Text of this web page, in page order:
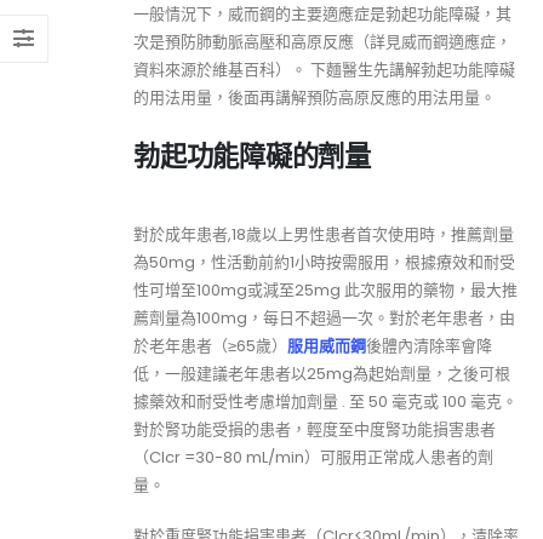
一般情況下，威而鋼的主要適應症是勃起功能障礙，其
次是預防肺動脈高壓和高原反應（詳見威而鋼適應症，
資料來源於維基百科）。 下麵醫生先講解勃起功能障礙
的用法用量，後面再講解預防高原反應的用法用量。
勃起功能障礙的劑量
對於成年患者,18歲以上男性患者首次使用時，推薦劑量
為50mg，性活動前約1小時按需服用，根據療效和耐受
性可增至100mg或減至25mg 此次服用的藥物，最大推
薦劑量為100mg，每日不超過一次。對於老年患者，由
於老年患者（≥65歲） 服用威而鋼後體內清除率會降
低，一般建議老年患者以25mg為起始劑量，之後可根
據藥效和耐受性考慮增加劑量 . 至 50 毫克或 100 毫克。
對於腎功能受損的患者，輕度至中度腎功能損害患者
（Clcr =30-80 mL/min）可服用正常成人患者的劑
量。